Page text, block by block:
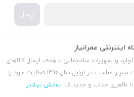
ارسال
اینترنتی عمرانیاز
و تجهیزات ساختمانی با هدف ارسال کالاهای
مورد نیاز مشتریان گرامی با قیمت بسیار مناسب در اوایل سال 1390 فعالیت خود را
نمایش بیشتر